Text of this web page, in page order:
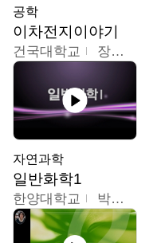
공학
이차전지이야기
건국대학교 장호현
자연과학
일반화학1
한양대학교 박경호